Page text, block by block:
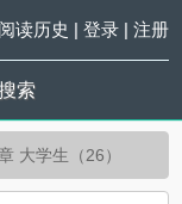
阅读历史 | 登录| 注册
索
大学生（26）